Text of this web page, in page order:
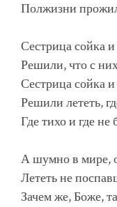
Полжизни
Сестрица сойка
Решили, что с
Сестрица сойка
Решили лететь,
Где тихо и где не
А шумно в мире,
Лететь не
Зачем же, Боже,